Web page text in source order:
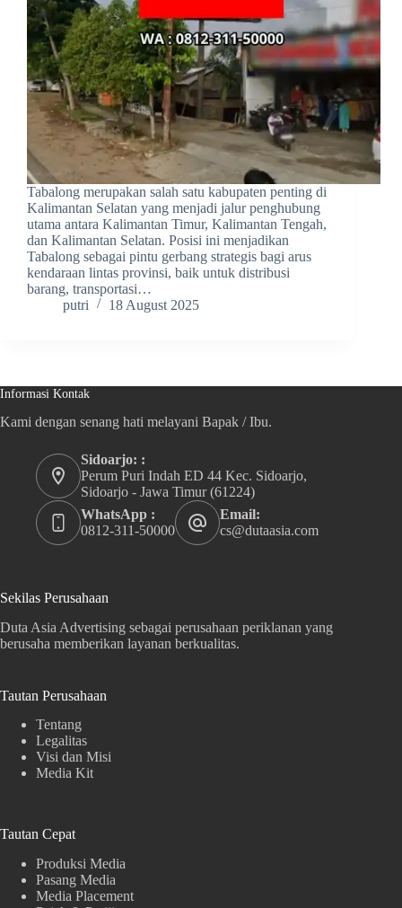
Tabalong merupakan salah satu kabupaten penting di
Kalimantan Selatan yang menjadi jalur penghubung
utama antara Kalimantan Timur, Kalimantan Tengah,
dan Kalimantan Selatan. Posisi ini menjadikan
Tabalong sebagai pintu gerbang strategis bagi arus
kendaraan lintas provinsi, baik untuk distribusi
barang, transportasi…
putri
18 August 2025
Informasi Kontak
Kami dengan senang hati melayani Bapak / Ibu.
Sidoarjo: :
Perum Puri Indah ED 44 Kec. Sidoarjo,
Sidoarjo - Jawa Timur (61224)
WhatsApp :
0812-311-50000
Email:
cs@dutaasia.com
Sekilas Perusahaan
Duta Asia Advertising sebagai perusahaan periklanan yang
berusaha memberikan layanan berkualitas.
Tautan Perusahaan
Tentang
Legalitas
Visi dan Misi
Media Kit
Tautan Cepat
Produksi Media
Pasang Media
Media Placement